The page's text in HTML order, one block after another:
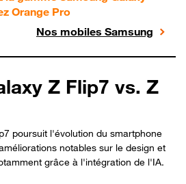
Orange Pro
Nos mobiles Samsung
Z Flip7 vs. Z
poursuit l'évolution du smartphone
notables sur le design et
grâce à l'intégration de l'IA.